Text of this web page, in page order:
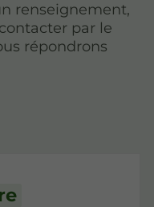
renseignement,
par le
répondrons